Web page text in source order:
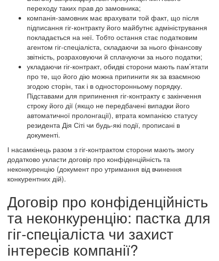
переходу таких прав до замовника;
компанія-замовник має врахувати той факт, що після
підписання гіг-контракту його майбутнє адміністрування
покладається на неї. Тобто остання стає податковим
агентом гіг-спеціаліста, складаючи за нього фінансову
звітність, розраховуючи й сплачуючи за нього податки;
укладаючи гіг-контракт, обидві сторони мають пам’ятати
про те, що його дію можна припинити як за взаємною
згодою сторін, так і в односторонньому порядку.
Підставами для припинення гіг-контракту є закінчення
строку його дії (якщо не передбачені випадки його
автоматичної пролонгації), втрата компанією статусу
резидента Дія Сіті чи будь-які події, прописані в
документі.
І насамкінець разом з гіг-контрактом сторони мають змогу
додатково укласти договір про конфіденційність та
неконкуренцію (документ про утримання від вчинення
конкурентних дій).
Договір про конфіденційність
та неконкуренцію: пастка для
гіг-спеціаліста чи захист
інтересів компанії?